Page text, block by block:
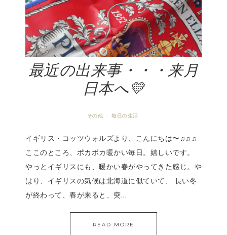
最近の出来事・・・来月
日本へ💛
その他 · 毎日の生活
イギリス・コッツウォルズより、こんにちは〜♫♫♫
ここのところ、ポカポカ暖かい毎日。嬉しいです。
やっとイギリスにも、暖かい春がやってきた感じ。や
はり、イギリスの気候は北海道に似ていて、 長い冬
が終わって、春が来ると、突…
READ MORE